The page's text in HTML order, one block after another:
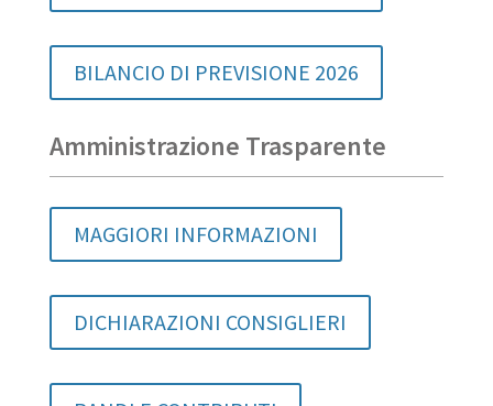
BILANCIO DI PREVISIONE 2026
Amministrazione Trasparente
MAGGIORI INFORMAZIONI
DICHIARAZIONI CONSIGLIERI